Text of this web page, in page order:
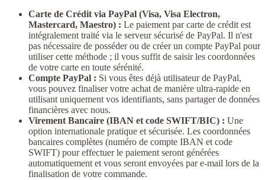
Carte de Crédit via PayPal (Visa, Visa Electron,
Mastercard, Maestro) : Le paiement par carte de crédit est
intégralement traité via le serveur sécurisé de PayPal. Il n'est
pas nécessaire de posséder ou de créer un compte PayPal pour
utiliser cette méthode ; il vous suffit de saisir les coordonnées
de votre carte en toute sérénité.
Compte PayPal : Si vous êtes déjà utilisateur de PayPal,
vous pouvez finaliser votre achat de manière ultra-rapide en
utilisant uniquement vos identifiants, sans partager de données
financières avec nous.
Virement Bancaire (IBAN et code SWIFT/BIC) : Une
option internationale pratique et sécurisée. Les coordonnées
bancaires complètes (numéro de compte IBAN et code
SWIFT) pour effectuer le paiement seront générées
automatiquement et vous seront envoyées par e-mail lors de la
finalisation de votre commande.